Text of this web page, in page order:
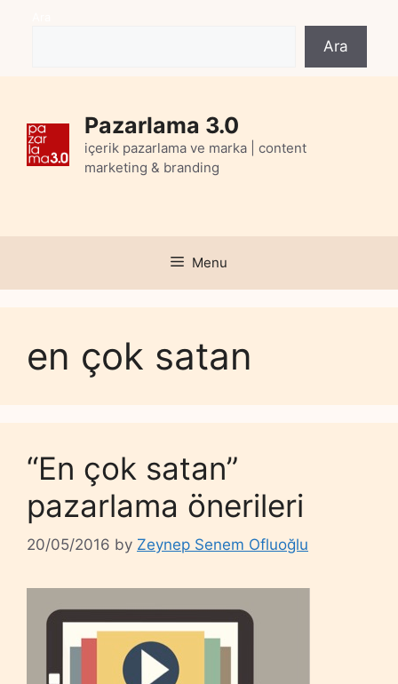
Ara
Pazarlama 3.0
içerik pazarlama ve marka | content
marketing & branding
Menu
en çok satan
“En çok satan”
pazarlama önerileri
20/05/2016 by Zeynep Senem Ofluoğlu